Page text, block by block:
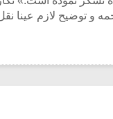
و توضیح لازم عینا